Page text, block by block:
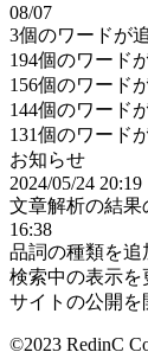
08/07
3個のワードが
194個のワード
156個のワード
144個のワード
131個のワード
お知らせ
2024/05/24 20:19
文章解析の結果
16:38
品詞の種類を追
検索中の表示を
サイトの公開を
©2023 RedinC